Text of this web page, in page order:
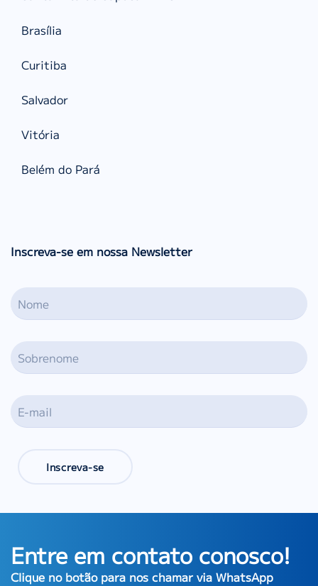
Brasília
Curitiba
Salvador
Vitória
Belém do Pará
Inscreva-se em nossa Newsletter
Inscreva-se
Entre em contato conosco!
Clique no botão para nos chamar via WhatsApp